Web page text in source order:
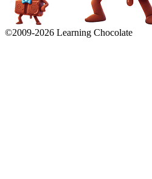
©2009-2026 Learning Chocolate